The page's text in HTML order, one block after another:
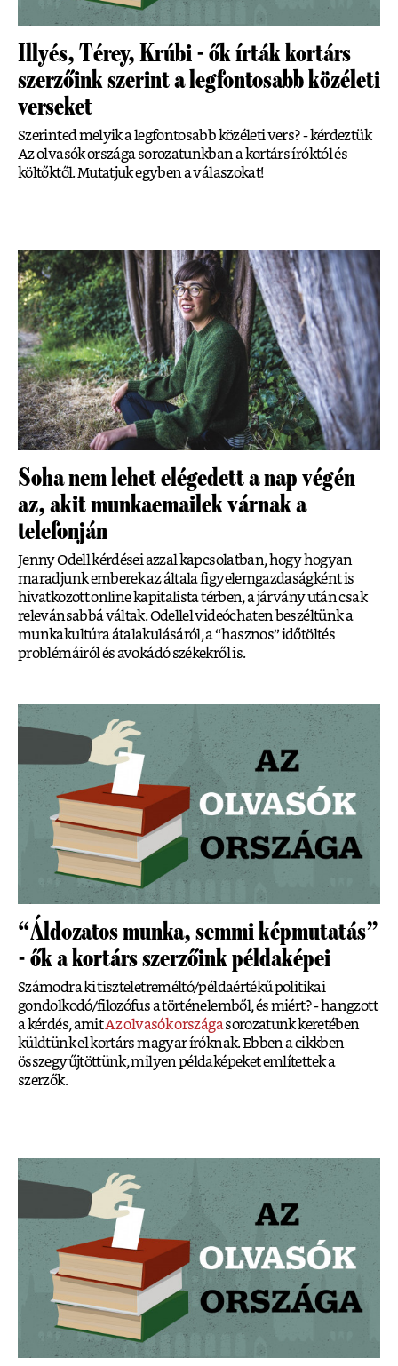
Illyés, Térey, Krúbi - ők írták kortárs
szerzőink szerint a legfontosabb közéleti
verseket
Szerinted melyik a legfontosabb közéleti vers? - kérdeztük
Az olvasók országa sorozatunkban a kortárs íróktól és
költőktől. Mutatjuk egyben a válaszokat!
Soha nem lehet elégedett a nap végén
az, akit munkaemailek várnak a
telefonján
Jenny Odell kérdései azzal kapcsolatban, hogy hogyan
maradjunk emberek az általa figyelemgazdaságként is
hivatkozott online kapitalista térben, a járvány után csak
relevánsabbá váltak. Odellel videóchaten beszéltünk a
munkakultúra átalakulásáról, a “hasznos” időtöltés
problémáiról és avokádó székekről is.
“Áldozatos munka, semmi képmutatás”
- ők a kortárs szerzőink példaképei
Számodra ki tiszteletreméltó/példaértékű politikai
gondolkodó/filozófus a történelemből, és miért? - hangzott
a kérdés, amitAz olvasók országasorozatunk keretében
küldtünk el kortárs magyar íróknak. Ebben a cikkben
összegyűjtöttünk, milyen példaképeket említettek a
szerzők.